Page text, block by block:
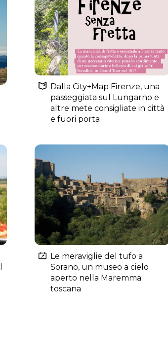
Dalla City+Map Firenze, una
passeggiata sul Lungarno e
altre mete consigliate in città
e fuori porta
Le meraviglie del tufo a
Sorano, un museo a cielo
aperto nella Maremma
toscana